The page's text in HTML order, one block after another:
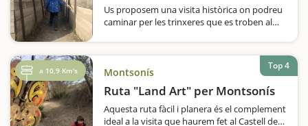
Us proposem una visita històrica on podreu
caminar per les trinxeres que es troben al
espai de memòria històrica on podreu
conèixer els fets que van tenir lloc el…
a 10,9 Km's Montsonís
Ruta "Land Art" per Montsonís
Aquesta ruta fàcil i planera és el complement
ideal a la visita que haurem fet al Castell de
Top 4